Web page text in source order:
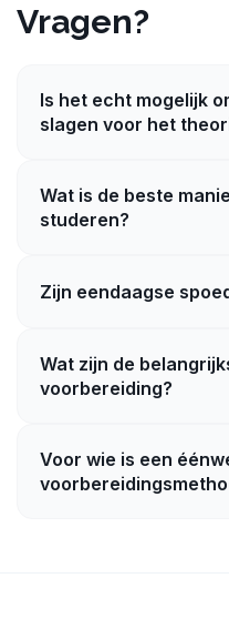
Vragen?
Is het echt mogelijk
slagen voor het
Wat is de beste
studeren?
Zijn eendaagse
Wat zijn de
voorbereiding?
Voor wie is een